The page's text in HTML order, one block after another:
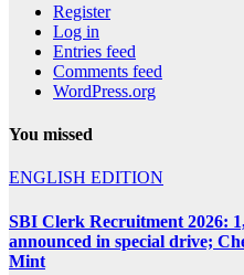
Register
Log in
Entries feed
Comments feed
WordPress.org
You missed
ENGLISH EDITION
SBI Clerk Recruitment 2026:
announced in special drive;
Mint